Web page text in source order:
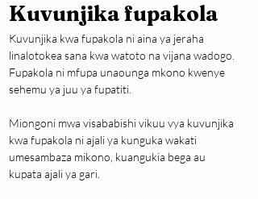
Kuvunjika fupakola
Kuvunjika kwa fupakola ni aina ya jeraha
linalotokea sana kwa watoto na vijana wadogo.
Fupakola ni mfupa unaounga mkono kwenye
sehemu ya juu ya fupatiti.
Miongoni mwa visababishi vikuu vya kuvunjika
kwa fupakola ni ajali ya kunguka wakati
umesambaza mikono, kuangukia bega au
kupata ajali ya gari.